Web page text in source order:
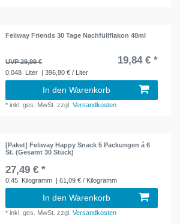
Feliway Friends 30 Tage Nachfüllflakon 48ml
UVP 29,99 € 19,84 € *
0.048 Liter | 396,80 € / Liter
In den Warenkorb
*inkl. ges. MwSt. zzgl.Versandkosten
[Paket] Feliway Happy Snack 5 Packungen á 6
St. (Gesamt 30 Stück)
27,49 € *
0.45 Kilogramm | 61,09 € / Kilogramm
In den Warenkorb
*inkl. ges. MwSt. zzgl.Versandkosten